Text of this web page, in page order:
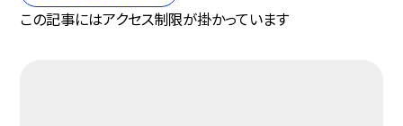
この記事にはアクセス制限が掛かっています